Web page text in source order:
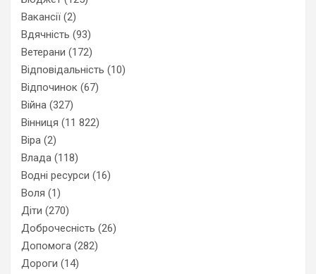
Вакансії (2)
Вдячність (93)
Ветерани (172)
Відповідальність (10)
Відпочинок (67)
Війна (327)
Вінниця (11 822)
Віра (2)
Влада (118)
Водні ресурси (16)
Воля (1)
Діти (270)
Доброчесність (26)
Допомога (282)
Дороги (14)